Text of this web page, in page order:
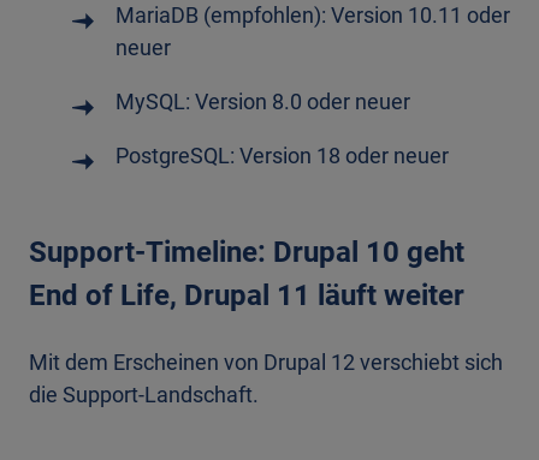
MariaDB (empfohlen): Version 10.11 oder
neuer
MySQL: Version 8.0 oder neuer
PostgreSQL: Version 18 oder neuer
Support-Timeline: Drupal 10 geht
End of Life, Drupal 11 läuft weiter
Mit dem Erscheinen von Drupal 12 verschiebt sich
die Support-Landschaft.